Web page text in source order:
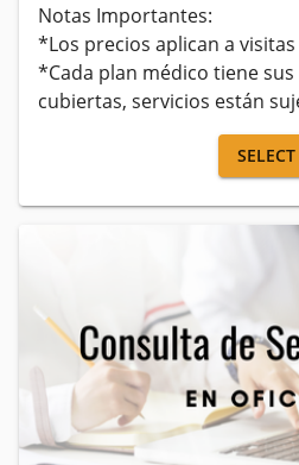
Notas Importantes:
*Los precios aplican a
*Cada plan médico tiene
cubiertas, servicios están
SELECT